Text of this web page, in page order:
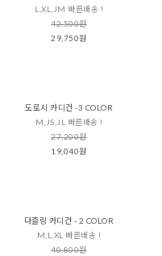
L,XL,JM 빠른배송 !
42,500원
29,750원
도로시 카디건 -3 COLOR
M,JS,JL 빠른배송 !
27,200원
19,040원
다즐링 카디건 - 2 COLOR
M,L,XL 빠른배송 !
40,800원